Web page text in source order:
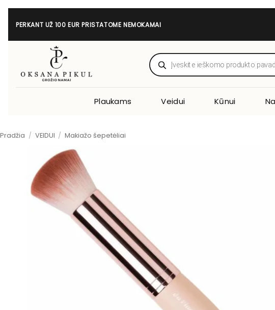
Skip
PERKANT UŽ 100 EUR PRISTATOME NEMOKAMAI
Products
search
Plaukams Veidui Kūnui
Pradžia / VEIDUI / Makiažo šepetėliai